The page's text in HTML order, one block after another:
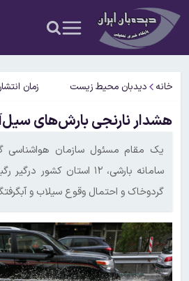
خانه دیدبان محیط زیست زمان
هشدار نارنجی بارش‌های
یک مقام مسئول سازمان هواشناسی
سامانه بارشی، ۱۲ استان
گردوخاک و احتمال وقوع سیلاب و